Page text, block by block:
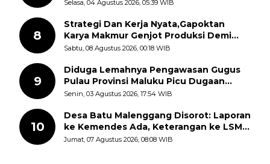
Selasa, 04 Agustus 2026, 05:39 WIB
8
Strategi Dan Kerja Nyata,Gapoktan
Karya Makmur Genjot Produksi Demi
Swasembada Pangan
Sabtu, 08 Agustus 2026, 00:18 WIB
9
Diduga Lemahnya Pengawasan Gugus
Pulau Provinsi Maluku Picu Dugaan
Pungli terhadap Nelayan Bale-Bale di
Senin, 03 Agustus 2026, 17:54 WIB
10
Desa Batu Malenggang Disorot: Laporan
ke Kemendes Ada, Keterangan ke LSM
GMAS Berbeda
Jumat, 07 Agustus 2026, 08:08 WIB